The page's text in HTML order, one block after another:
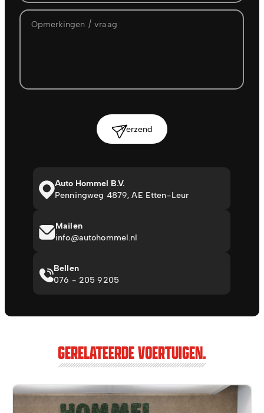
Verzend
Auto Hommel B.V.
Penningweg 4879, AE Etten-Leur
Mailen
info@autohommel.nl
Bellen
076 - 205 9205
GERELATEERDE VOERTUIGEN.